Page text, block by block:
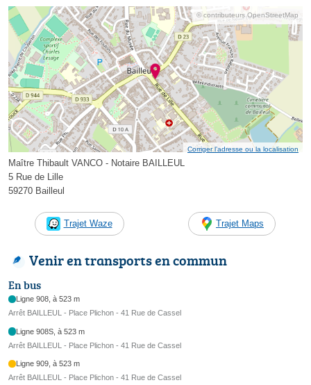
© contributeurs OpenStreetMap
Corriger l’adresse ou la localisation
Maître Thibault VANCO - Notaire BAILLEUL
5 Rue de Lille
59270 Bailleul
Trajet Waze Trajet Maps
Venir en transports en commun
En bus
Ligne 908, à 523 m
Arrêt BAILLEUL - Place Plichon - 41 Rue de Cassel
Ligne 908S, à 523 m
Arrêt BAILLEUL - Place Plichon - 41 Rue de Cassel
Ligne 909, à 523 m
Arrêt BAILLEUL - Place Plichon - 41 Rue de Cassel